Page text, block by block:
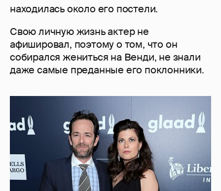
находилась около его постели.
Свою личную жизнь актер не
афишировал, поэтому о том, что он
собирался жениться на Венди, не знали
даже самые преданные его поклонники.